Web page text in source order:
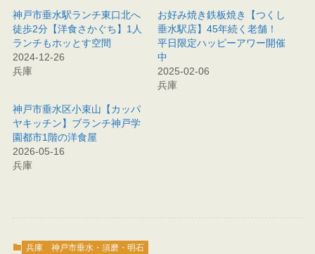
神戸市垂水駅ランチ東口北へ
徒歩2分【洋食さかぐち】1人
ランチもホッとす空間
2024-12-26
兵庫
お好み焼き鉄板焼き【つくし
垂水駅店】45年続く老舗！
平日限定ハッピーアワー開催
中
2025-02-06
兵庫
神戸市垂水区小束山【カッパ
ヤキッチン】ブランチ神戸学
園都市1階の洋食屋
2026-05-16
兵庫
兵庫
神戸市垂水・須磨・明石